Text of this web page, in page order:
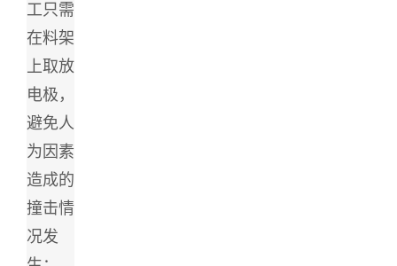
工只需
在料架
上取放
电极，
避免人
为因素
造成的
撞击情
况发